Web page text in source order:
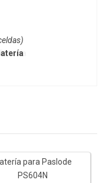
para Paslode
PS604N